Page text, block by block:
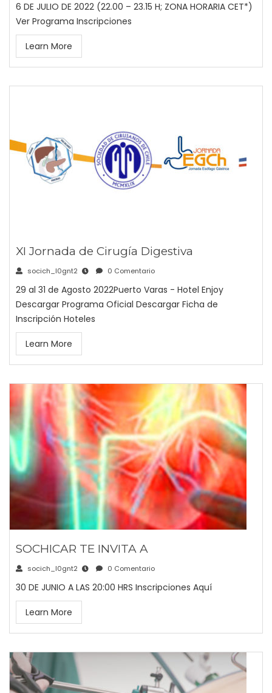
6 DE JULIO DE 2022 (22.00 – 23.15 H; ZONA HORARIA CET*)
Ver Programa Inscripciones
Learn More
XI Jornada de Cirugía Digestiva
socich_l0gnt2 0 Comentario
29 al 31 de Agosto 2022Puerto Varas - Hotel Enjoy
Descargar Programa Oficial Descargar Ficha de
Inscripción Hoteles
Learn More
SOCHICAR TE INVITA A
socich_l0gnt2 0 Comentario
30 DE JUNIO A LAS 20:00 HRS Inscripciones Aquí
Learn More